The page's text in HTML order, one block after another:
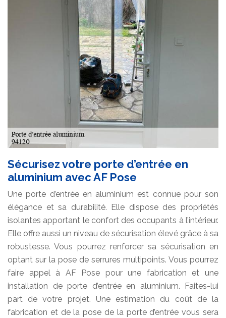
Sécurisez votre porte d’entrée en
aluminium avec AF Pose
Une porte d’entrée en aluminium est connue pour son
élégance et sa durabilité. Elle dispose des propriétés
isolantes apportant le confort des occupants à l’intérieur.
Elle offre aussi un niveau de sécurisation élevé grâce à sa
robustesse. Vous pourrez renforcer sa sécurisation en
optant sur la pose de serrures multipoints. Vous pourrez
faire appel à AF Pose pour une fabrication et une
installation de porte d’entrée en aluminium. Faites-lui
part de votre projet. Une estimation du coût de la
fabrication et de la pose de la porte d’entrée vous sera